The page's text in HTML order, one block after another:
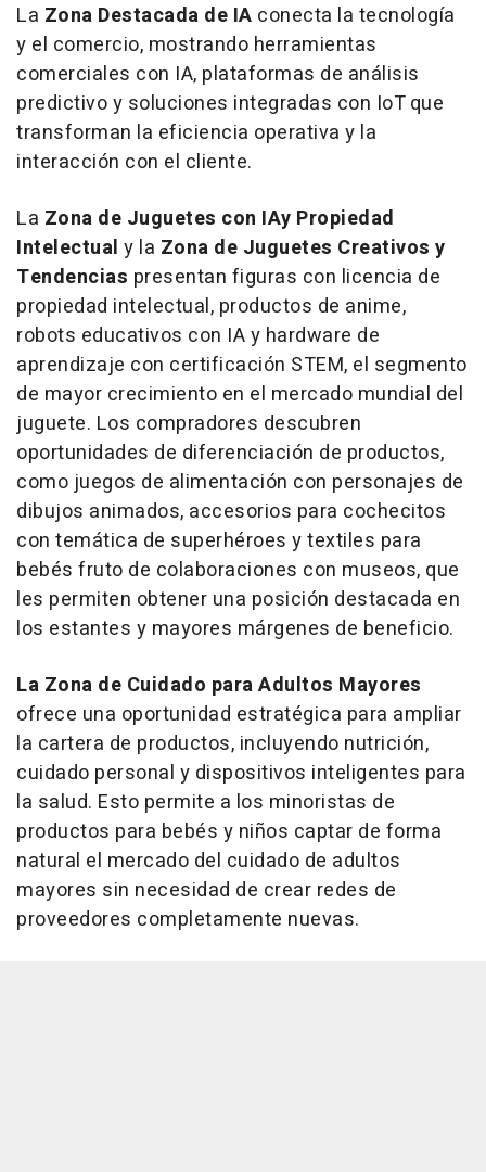
La Zona Destacada de IA conecta la tecnología
y el comercio, mostrando herramientas
comerciales con IA, plataformas de análisis
predictivo y soluciones integradas con IoT que
transforman la eficiencia operativa y la
interacción con el cliente.
La Zona de Juguetes con IAy Propiedad
Intelectual y la Zona de Juguetes Creativos y
Tendencias presentan figuras con licencia de
propiedad intelectual, productos de anime,
robots educativos con IA y hardware de
aprendizaje con certificación STEM, el segmento
de mayor crecimiento en el mercado mundial del
juguete. Los compradores descubren
oportunidades de diferenciación de productos,
como juegos de alimentación con personajes de
dibujos animados, accesorios para cochecitos
con temática de superhéroes y textiles para
bebés fruto de colaboraciones con museos, que
les permiten obtener una posición destacada en
los estantes y mayores márgenes de beneficio.
La Zona de Cuidado para Adultos Mayores
ofrece una oportunidad estratégica para ampliar
la cartera de productos, incluyendo nutrición,
cuidado personal y dispositivos inteligentes para
la salud. Esto permite a los minoristas de
productos para bebés y niños captar de forma
natural el mercado del cuidado de adultos
mayores sin necesidad de crear redes de
proveedores completamente nuevas.